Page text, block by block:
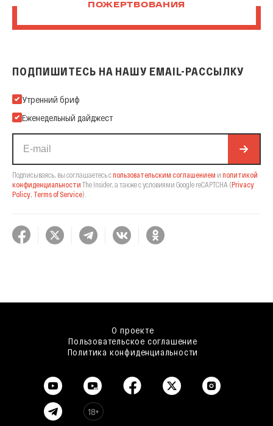
ПОЖЕРТВОВАНИЯ
ПОДПИШИТЕСЬ НА НАШУ EMAIL-РАССЫЛКУ
Подпишитесь на нашу Email-рассылку
Утренний бриф
Еженедельный дайджест
Подписываясь, вы соглашаетесь спользовательским соглашением и политикой
конфиденциальности The Insider, а также с условиями Google reCAPTCHA (Privacy
Policy, Terms of Service).
О проекте
Пользовательское соглашение
Политика конфиденциальности
18+